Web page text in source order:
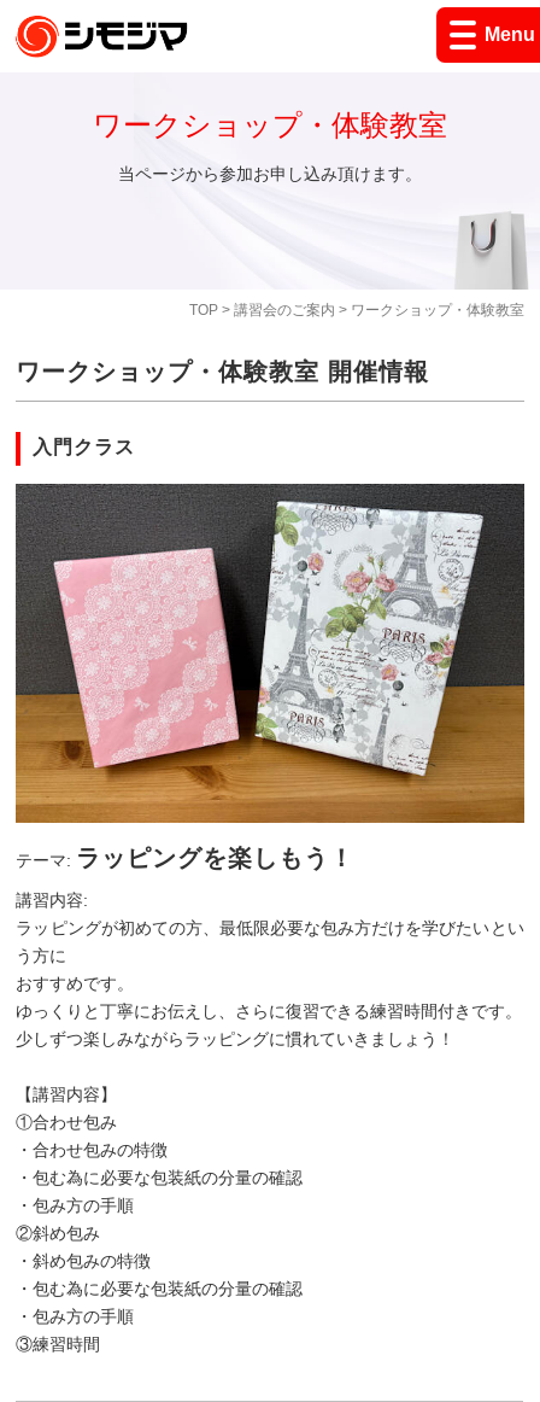
Menu
TOP> 講習会のご案内 > ワークショップ・体験教室
ワークショップ・体験教室
当ページから参加お申し込み頂けます。
ワークショップ・体験教室 開催情報
入門クラス
テーマ: ラッピングを楽しもう！
講習内容:
ラッピングが初めての方、最低限必要な包み方だけを学びたいとい
う方に
おすすめです。
ゆっくりと丁寧にお伝えし、さらに復習できる練習時間付きです。
少しずつ楽しみながらラッピングに慣れていきましょう！
【講習内容】
①合わせ包み
・合わせ包みの特徴
・包む為に必要な包装紙の分量の確認
・包み方の手順
②斜め包み
・斜め包みの特徴
・包む為に必要な包装紙の分量の確認
・包み方の手順
③練習時間